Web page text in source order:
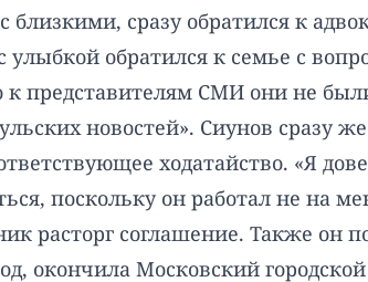
близкими, сразу обратился к
обратился к семье с
к представителям СМИ они не
новостей». Сиунов
ходатайство. «Я
поскольку он работал не на
расторг соглашение. Также он
окончила Московский